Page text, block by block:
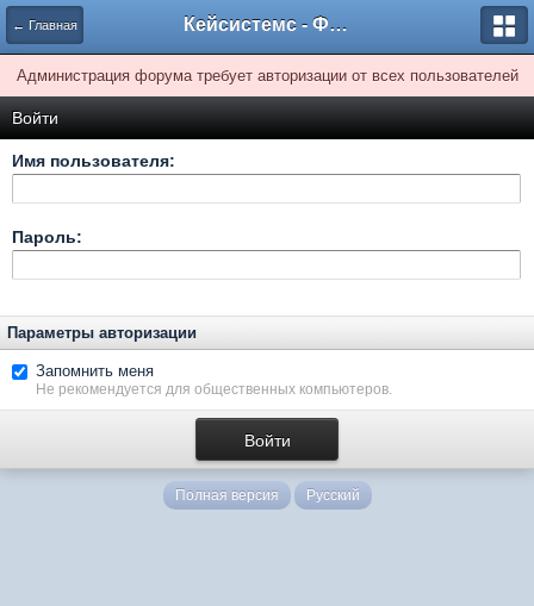
← Главная Кейсистемс - Форумы
Администрация форума требует авторизации от всех пользователей
Войти
Имя пользователя:
Пароль:
Параметры авторизации
Запомнить меня
Не рекомендуется для общественных компьютеров.
Полная версия Русский